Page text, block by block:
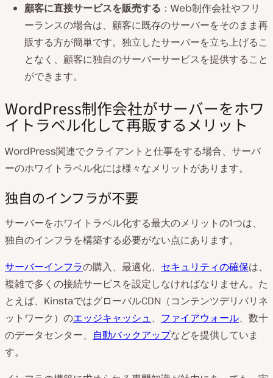
顧客に直接サービスを販売する ：Web制作会社やフリ
ーランスの場合は、顧客に既存のサーバーをそのまま再
販する方が簡単です。独立したサーバーを立ち上げるこ
となく、顧客に独自のサーバーサービスを提供すること
ができます。
WordPress制作会社がサーバーをホワ
イトラベル化して再販するメリット
WordPress関連でクライアントと仕事をする場合、サーバ
ーのホワイトラベル化には様々なメリットがあります。
独自のインフラが不要
サーバーをホワイトラベル化する最大のメリットの1つは、
独自のインフラを構築する必要がない点にあります。
サーバーインフラの購入、最適化、 セキュリティの確保は、
複雑で多くの接続サービスを設定しなければなりません。た
とえば、KinstaではグローバルCDN（コンテンツデリバリネ
ットワーク）のエッジキャッシュ、 ファイアウォール、数十
のデータセンター、 自動バックアップなどを提供していま
す。